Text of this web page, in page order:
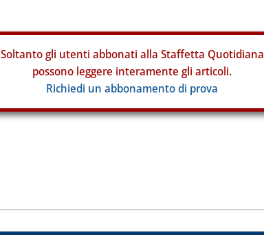
Soltanto gli utenti abbonati alla Staffetta Quotidiana
possono leggere interamente gli articoli.
Richiedi un abbonamento di prova